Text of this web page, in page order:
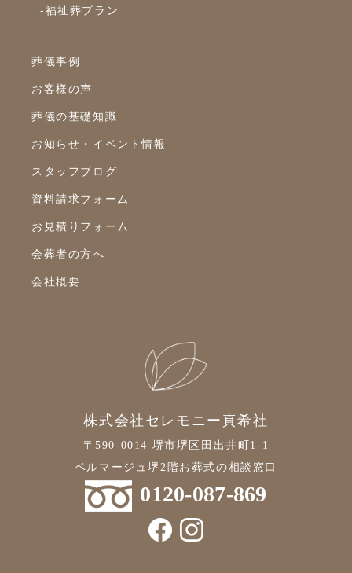
-福祉葬プラン
葬儀事例
お客様の声
葬儀の基礎知識
お知らせ・イベント情報
スタッフブログ
資料請求フォーム
お見積りフォーム
会葬者の方へ
会社概要
株式会社セレモニー真希社
〒590-0014 堺市堺区田出井町1-1
ベルマージュ堺2階お葬式の相談窓口
0120-087-869